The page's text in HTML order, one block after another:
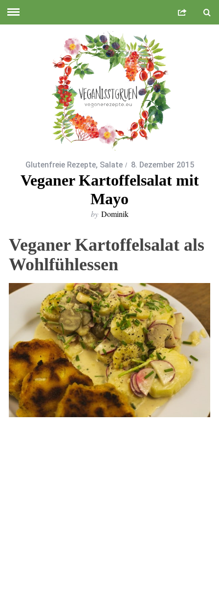
Glutenfreie Rezepte, Salate 8. Dezember 2015
Veganer Kartoffelsalat mit
Mayo
by Dominik
Veganer Kartoffelsalat als
Wohlfühlessen